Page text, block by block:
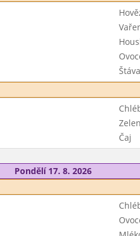
Štáva
Čaj
Pondělí 17. 8. 2026